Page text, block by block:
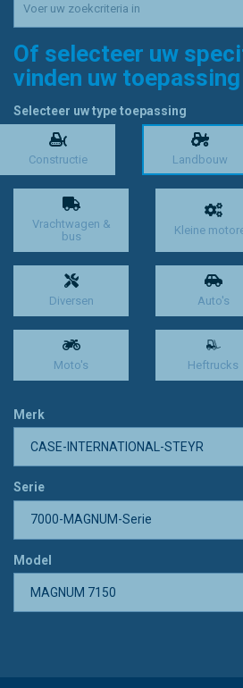
Of selecteer uw
vinden uw
Selecteer uw type toepassing
Constructie Landbouw
Vrachtwagen &
bus
Kleine
Diversen Auto's
Moto's Heftrucks
Merk
CASE-INTERNATIONAL-STEYR
Serie
7000-MAGNUM-Serie
Model
MAGNUM 7150